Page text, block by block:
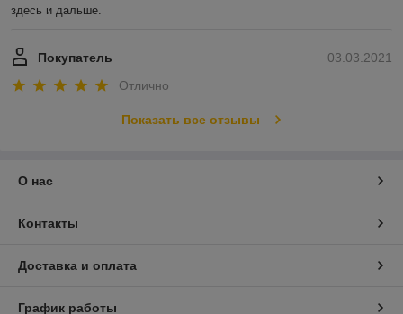
здесь и дальше.
03.03.2021
Покупатель
Отлично
Показать все отзывы
О нас
Контакты
Доставка и оплата
График работы